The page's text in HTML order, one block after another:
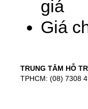
giá
Giá
TRUNG TÂM HỖ
TPHCM: (08) 7308